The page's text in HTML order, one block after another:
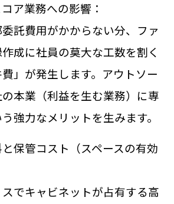
ア業務への影響：
託費用がかからない分、ファ
成に社員の莫大な工数を割く
費」が発生します。アウトソー
本業（利益を生む業務）に専
強力なメリットを生みます。
保管コスト（スペースの有効
でキャビネットが占有する高